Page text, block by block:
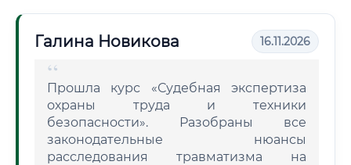
Галина Новикова 16.11.2026
Прошла курс «Судебная экспертиза
охраны труда и техники
безопасности». Разобраны все
законодательные нюансы
расследования травматизма на